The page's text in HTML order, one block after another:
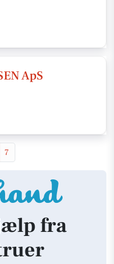
ApS
7
fra